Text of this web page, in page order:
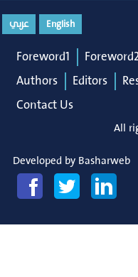
English عربي
Foreword1
Authors
Editors
Contact Us
All
Developed by Basharweb